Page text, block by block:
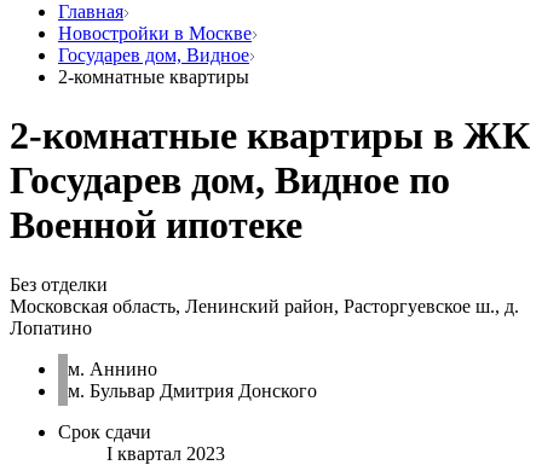
Главная
Новостройки в Москве
Государев дом, Видное
2-комнатные квартиры
2-комнатные квартиры в ЖК
Государев дом, Видное по
Военной ипотеке
Без отделки
Московская область, Ленинский район, Расторгуевское ш., д.
Лопатино
м. Аннино
м. Бульвар Дмитрия Донского
Срок сдачи
I квартал 2023